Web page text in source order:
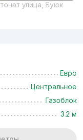
улица, Буюк
Евро
Центральное
Газоблок
3.2 м